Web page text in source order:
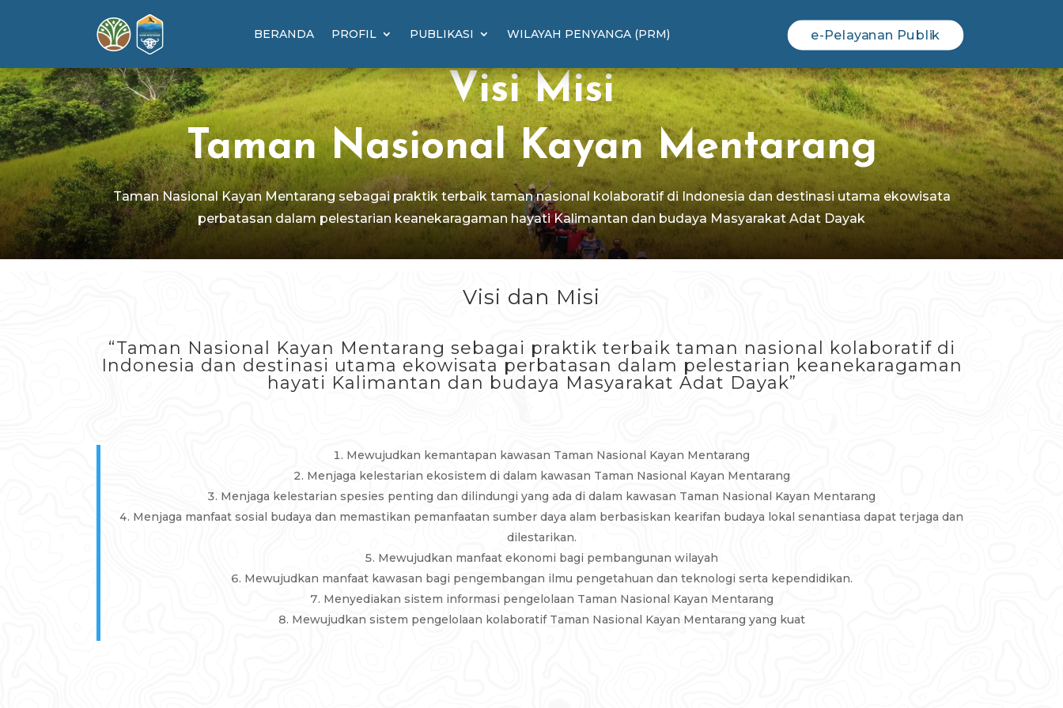
BERANDA PROFIL PUBLIKASI WILAYAH PENYANGA (PRM) e-Pelayanan Publik
Visi Misi
Taman Nasional Kayan Mentarang
Taman Nasional Kayan Mentarang sebagai praktik terbaik taman nasional kolaboratif di Indonesia dan destinasi utama ekowisata
perbatasan dalam pelestarian keanekaragaman hayati Kalimantan dan budaya Masyarakat Adat Dayak
Visi dan Misi
“Taman Nasional Kayan Mentarang sebagai praktik terbaik taman nasional kolaboratif di
Indonesia dan destinasi utama ekowisata perbatasan dalam pelestarian keanekaragaman
hayati Kalimantan dan budaya Masyarakat Adat Dayak”
Mewujudkan kemantapan kawasan Taman Nasional Kayan Mentarang
Menjaga kelestarian ekosistem di dalam kawasan Taman Nasional Kayan Mentarang
Menjaga kelestarian spesies penting dan dilindungi yang ada di dalam kawasan Taman Nasional Kayan Mentarang
Menjaga manfaat sosial budaya dan memastikan pemanfaatan sumber daya alam berbasiskan kearifan budaya lokal senantiasa dapat terjaga dan
dilestarikan.
Mewujudkan manfaat ekonomi bagi pembangunan wilayah
Mewujudkan manfaat kawasan bagi pengembangan ilmu pengetahuan dan teknologi serta kependidikan.
Menyediakan sistem informasi pengelolaan Taman Nasional Kayan Mentarang
Mewujudkan sistem pengelolaan kolaboratif Taman Nasional Kayan Mentarang yang kuat